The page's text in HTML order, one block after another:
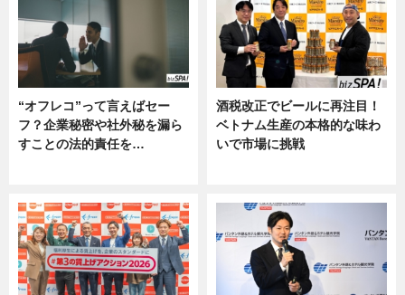
“オフレコ”って言えばセー
フ？企業秘密や社外秘を漏ら
すことの法的責任を…
酒税改正でビールに再注目！
ベトナム生産の本格的な味わ
いで市場に挑戦